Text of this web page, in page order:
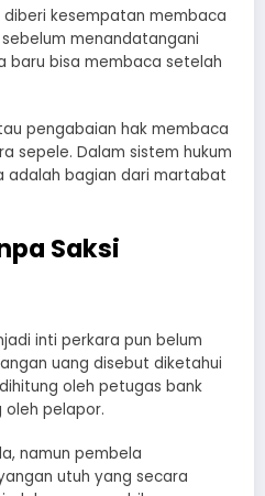
kesempatan membaca
menandatangani
baru bisa membaca setelah
pengabaian hak membaca
sepele. Dalam sistem hukum
adalah bagian dari martabat
Saksi
inti perkara pun belum
uang disebut diketahui
oleh petugas bank
oleh pelapor.
namun pembela
utuh yang secara